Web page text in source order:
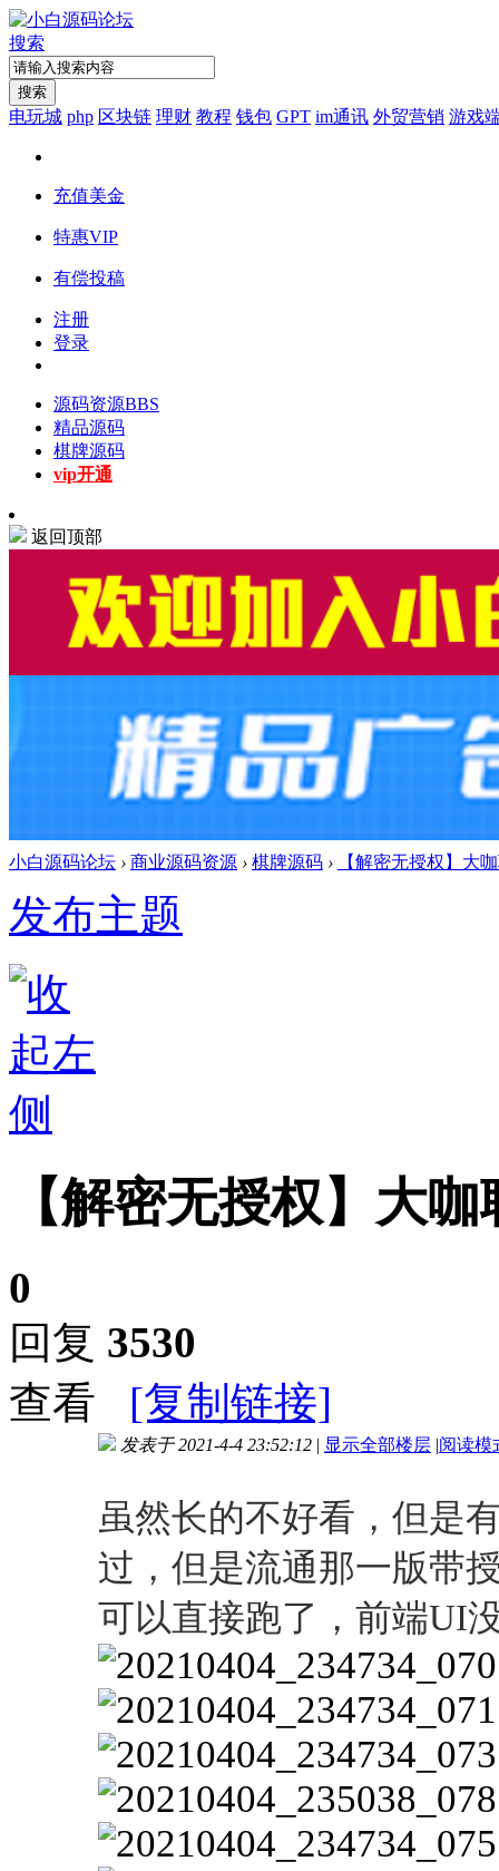
搜索
搜索
电玩城 php 区块链 理财 教程 钱包 GPT im通讯 外贸营销 游戏
充值美金
特惠VIP
有偿投稿
注册
登录
源码资源BBS
精品源码
棋牌源码
vip开通
返回顶部
小白源码论坛 › 商业源码资源 › 棋牌源码 › 【解密无授权】大
发布主题
【解密无授权】大
0
回复 3530
查看
[复制链接]
发表于 2021-4-4 23:52:12 | 显示全部楼层 |阅读模
虽然长的不好看，但是
过，但是流通那一版带
可以直接跑了，前端UI